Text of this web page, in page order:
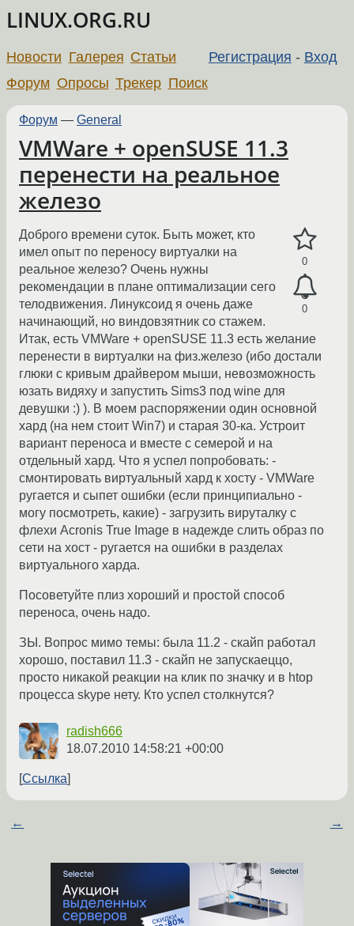
LINUX.ORG.RU
Регистрация - Вход
Новости Галерея Статьи
Форум Опросы Трекер Поиск
Форум — General
VMWare + openSUSE 11.3
перенести на реальное
железо
0
0
Доброго времени суток. Быть может, кто
имел опыт по переносу виртуалки на
реальное железо? Очень нужны
рекомендации в плане оптимализации сего
телодвижения. Линуксоид я очень даже
начинающий, но виндовзятник со стажем.
Итак, есть VMWare + openSUSE 11.3 есть желание
перенести в виртуалки на физ.железо (ибо достали
глюки с кривым драйвером мыши, невозможность
юзать видяху и запустить Sims3 под wine для
девушки :) ). В моем распоряжении один основной
хард (на нем стоит Win7) и старая 30-ка. Устроит
вариант переноса и вместе с семерой и на
отдельный хард. Что я успел попробовать: -
смонтировать виртуальный хард к хосту - VMWare
ругается и сыпет ошибки (если принципиально -
могу посмотреть, какие) - загрузить вируталку с
флехи Acronis True Image в надежде слить образ по
сети на хост - ругается на ошибки в разделах
виртуального харда.
Посоветуйте плиз хороший и простой способ
переноса, очень надо.
ЗЫ. Вопрос мимо темы: была 11.2 - скайп работал
хорошо, поставил 11.3 - скайп не запускаеццо,
просто никакой реакции на клик по значку и в htop
процесса skype нету. Кто успел столкнутся?
radish666
18.07.2010 14:58:21 +00:00
Ссылка
← →